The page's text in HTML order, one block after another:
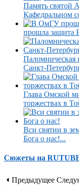
Память святой
Кафедральном
прошла защита
Паломническая
Санкт-
Глава Омской
торжествах в
Вси святии в
Бога о нас!...
Сюжеты на
⏴ Предыдущее